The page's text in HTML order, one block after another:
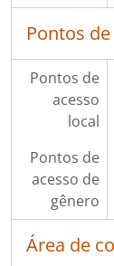
Pontos
Pontos de
acesso
local
Pontos de
acesso de
gênero
Área de